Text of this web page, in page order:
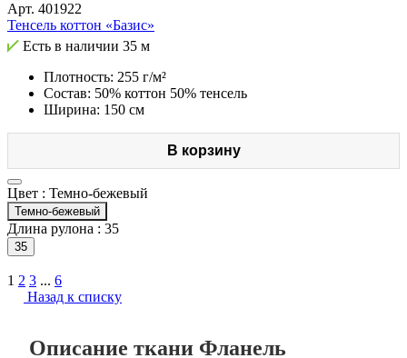
Арт. 401922
Тенсель коттон «Базис»
Есть в наличии 35 м
Плотность: 255 г/м²
Состав: 50% коттон 50% тенсель
Ширина: 150 см
В корзину
Цвет : Темно-бежевый
Темно-бежевый
Длина рулона : 35
35
1 2 3 ... 6
Назад к списку
Описание ткани Фланель